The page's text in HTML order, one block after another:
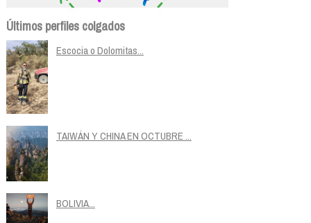
Últimos perfiles colgados
Escocia o Dolomitas...
TAIWÁN Y CHINA EN OCTUBRE ...
BOLIVIA...